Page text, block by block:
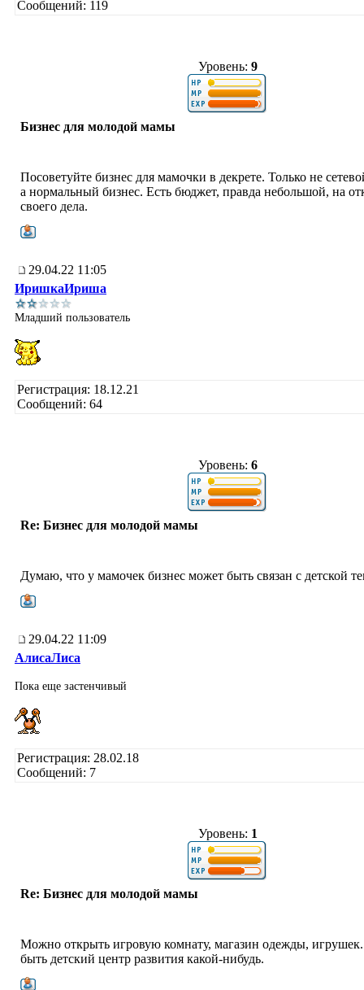
Сообщений: 119
Уровень: 9
Бизнес для молодой мамы
Посоветуйте бизнес для мамочки в декрете. Только не
а нормальный бизнес. Есть бюджет, правда небольшой, на
своего дела.
29.04.22 11:05
ИришкаИриша
Младший пользователь
Регистрация: 18.12.21
Сообщений: 64
Уровень: 6
Re: Бизнес для молодой мамы
Думаю, что у мамочек бизнес может быть связан с детской
29.04.22 11:09
АлисаЛиса
Пока еще застенчивый
Регистрация: 28.02.18
Сообщений: 7
Уровень: 1
Re: Бизнес для молодой мамы
Можно открыть игровую комнату, магазин одежды,
быть детский центр развития какой-нибудь.